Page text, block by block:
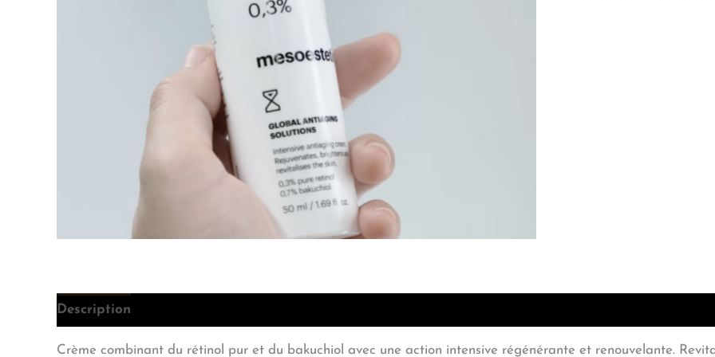
Description
Crème combinant du rétinol pur et du bakuchiol avec une action intensive régénérante et renouvelante.